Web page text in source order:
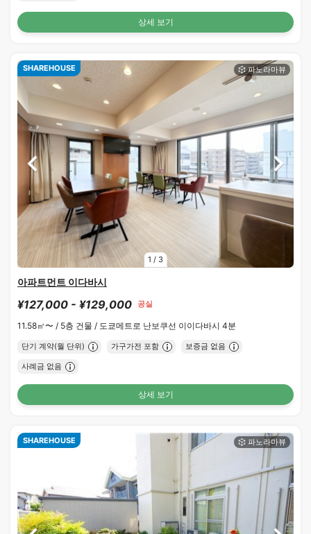
상세 보기
1 / 3
SHAREHOUSE
아파트먼트 이다바시
¥127,000 - ¥129,000 공실
11.58㎡〜 / 5층 건물 / 도쿄메트로 난보쿠선 이이다바시 4분
단기 계약(월 단위) 가구가전 포함 보증금 없음
사례금 없음
상세 보기
SHAREHOUSE